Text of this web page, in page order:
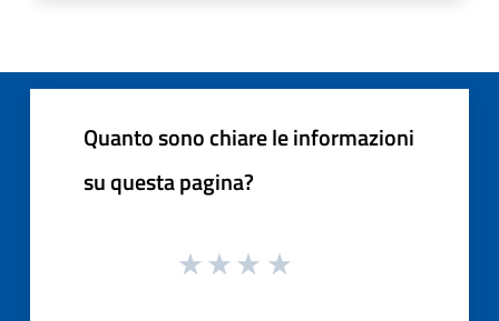
Quanto sono chiare le informazioni
su questa pagina?